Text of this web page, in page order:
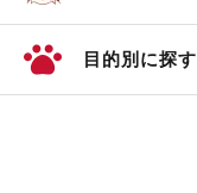
目的別に探す